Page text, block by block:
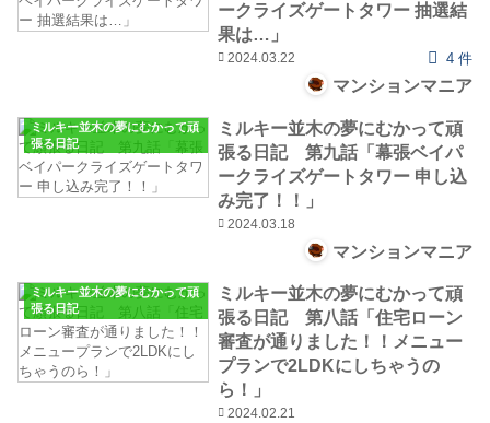
ークライズゲートタワー 抽選結
果は…」
2024.03.22 4 件
マンションマニア
ミルキー並木の夢にむかって頑
張る日記
ミルキー並木の夢にむかって頑
張る日記 第九話「幕張ベイパ
ークライズゲートタワー 申し込
み完了！！」
2024.03.18
マンションマニア
ミルキー並木の夢にむかって頑
張る日記
ミルキー並木の夢にむかって頑
張る日記 第八話「住宅ローン
審査が通りました！！メニュー
プランで2LDKにしちゃうの
ら！」
2024.02.21